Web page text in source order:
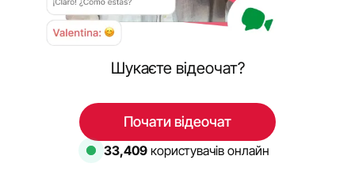
Шукаєте відеочат?
Почати відеочат
33,409користувачів онлайн